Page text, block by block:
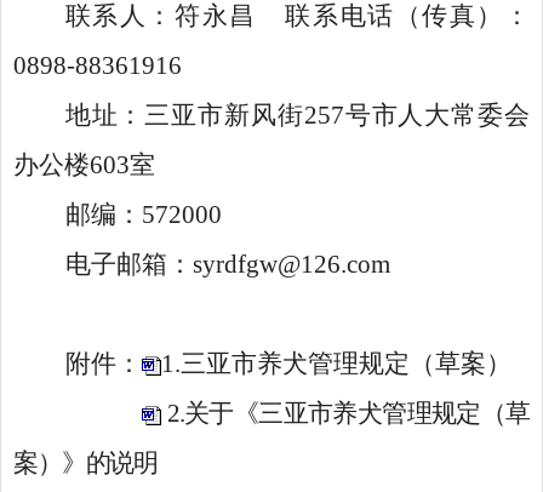
联系人： 符永昌
联系电话（传真）：
0898-88361916
地址：三亚市新风街257号市人大常委会
办公楼603室
邮编： 572000
电子邮箱： syrdfgw@126.com
附件：
1.三亚市养犬管理规定（草案）
2.关于《三亚市养犬管理规定（草
案）》的说明